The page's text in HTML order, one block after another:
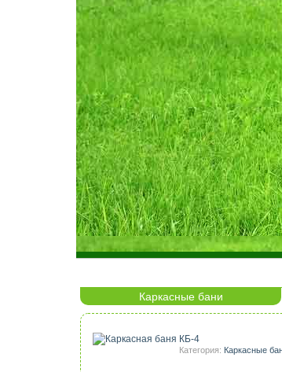
Каркасные бани
Категория: Каркасные